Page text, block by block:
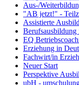
Aus-/
"AB jetzt!" -
Assistierte
EQ
Erziehung in
Fachwirt/in
Neuer Start
Perspektive
ubH -